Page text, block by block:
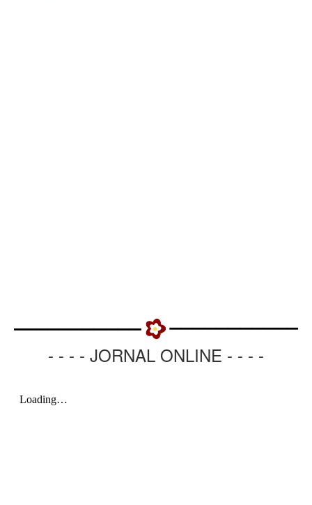
- - - - JORNAL ONLINE - - - -